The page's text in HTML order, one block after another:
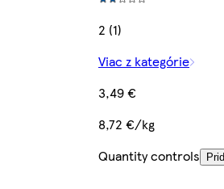
2 (1)
Viac z kategórie
3,49 €
8,72 €/kg
Quantity controls